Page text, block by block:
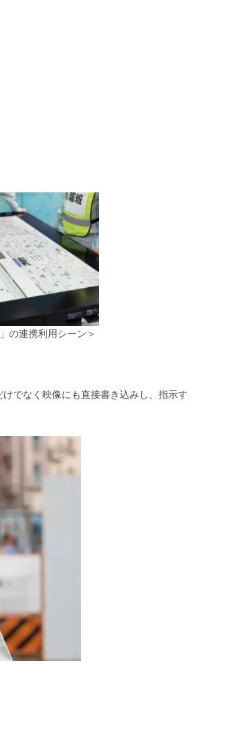
の連携利用シーン＞
でなく映像にも直接書き込みし、指示す